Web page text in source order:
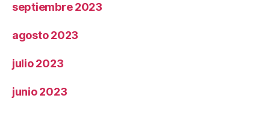
septiembre 2023
agosto 2023
julio 2023
junio 2023